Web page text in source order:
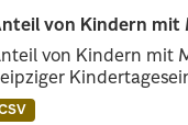
von Kindern mit
von Kindern mit